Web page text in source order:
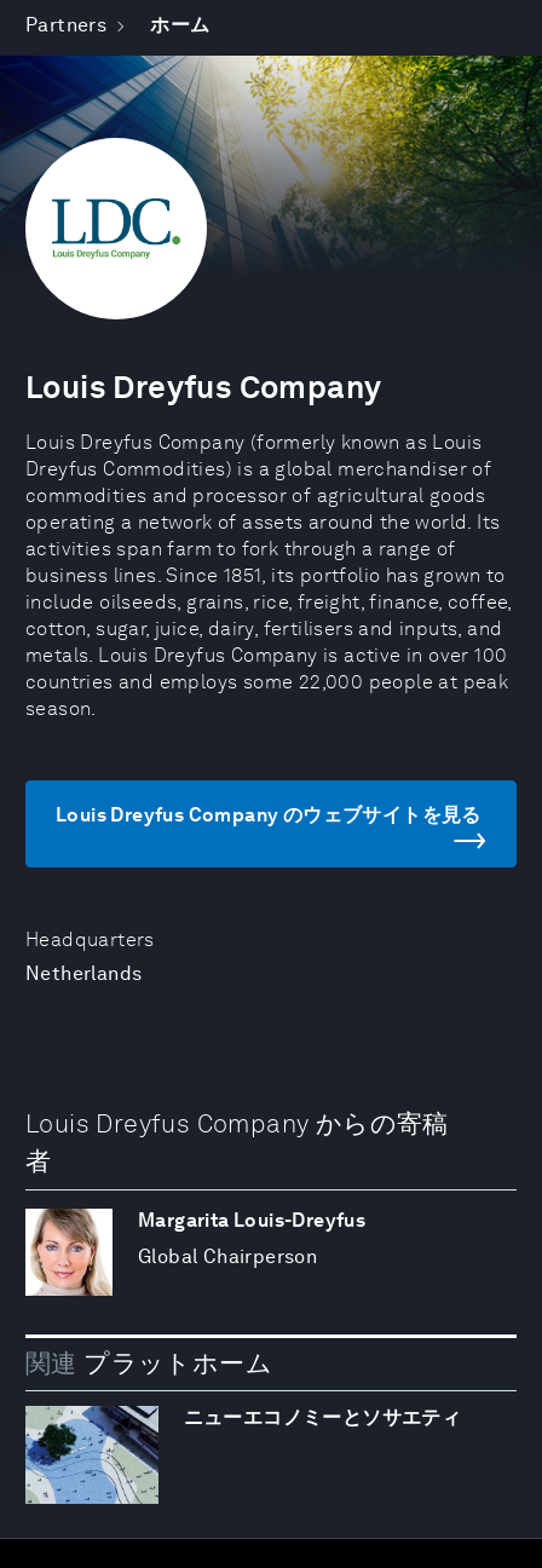
Partners ホーム
Headquarters
Netherlands
Louis Dreyfus Company
Louis Dreyfus Company (formerly known as Louis
Dreyfus Commodities) is a global merchandiser of
commodities and processor of agricultural goods
operating a network of assets around the world. Its
activities span farm to fork through a range of
business lines. Since 1851, its portfolio has grown to
include oilseeds, grains, rice, freight, finance, coffee,
cotton, sugar, juice, dairy, fertilisers and inputs, and
metals. Louis Dreyfus Company is active in over 100
countries and employs some 22,000 people at peak
season.
Louis Dreyfus Company のウェブサイトを見る
Louis Dreyfus Company からの寄稿
者
Margarita Louis-Dreyfus
Global Chairperson
関連 プラットホーム
ニューエコノミーとソサエティ